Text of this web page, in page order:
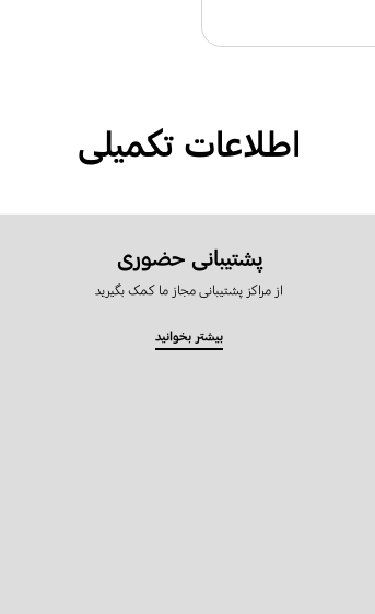
اطلاعات تکمیلی
پشتیبانی حضوری
از مراکز پشتیبانی مجاز ما کمک بگیرید
بیشتر بخوانید